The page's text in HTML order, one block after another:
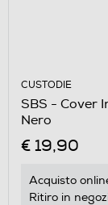
CUSTODIE
SBS - Cover
Nero
€ 19,90
Acquisto
Ritiro in